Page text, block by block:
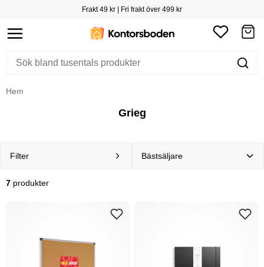
Frakt 49 kr | Fri frakt över 499 kr
Hem
Grieg
Filter
7 produkter